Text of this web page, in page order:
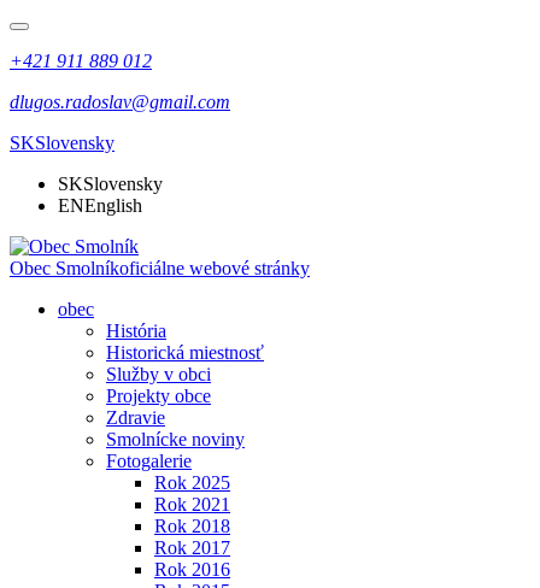
+421 911 889 012
dlugos.radoslav@gmail.com
SKSlovensky
SKSlovensky
ENEnglish
Obec Smolníkoficiálne webové stránky
obec
História
Historická miestnosť
Služby v obci
Projekty obce
Zdravie
Smolnícke noviny
Fotogalerie
Rok 2025
Rok 2021
Rok 2018
Rok 2017
Rok 2016